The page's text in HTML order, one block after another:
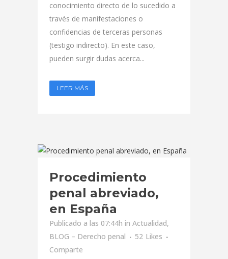
conocimiento directo de lo sucedido a
través de manifestaciones o
confidencias de terceras personas
(testigo indirecto). En este caso,
pueden surgir dudas acerca...
LEER MÁS
Procedimiento
penal abreviado,
en España
Publicado a las 07:44h in Actualidad,
BLOG – Derecho penal
52 Likes
Comparte